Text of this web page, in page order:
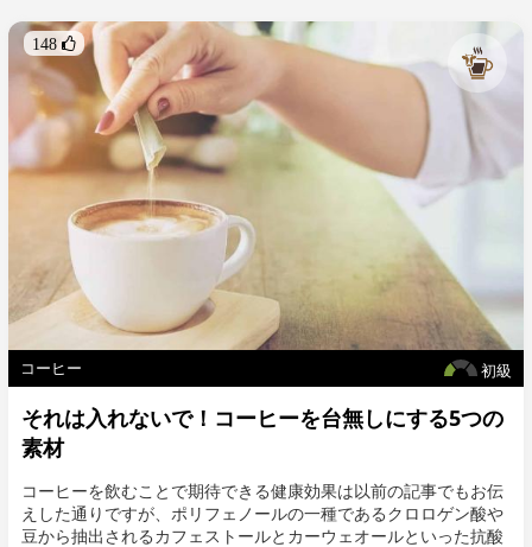
という神経伝達物質をブロックすることで[2]、倦怠感を軽減、覚
醒、集中力アップ等の効果を得ることができます。血流に到達す
るのに早くて20分、完全な効果を発揮するのに1時間と比較的早
く[3]、持続効果は平均して3時間～5時間とも言われています[4]
[5]。コーヒーを飲んで短時間でシャキッとするのも、夕方以降に
カフェインを摂取しない方が良いというのも納得です。
148 
初級
コーヒー
それは入れないで！コーヒーを台無しにする5つの
素材
コーヒーを飲むことで期待できる健康効果は以前の記事でもお伝
えした通りですが、ポリフェノールの一種であるクロロゲン酸や
豆から抽出されるカフェストールとカーウェオールといった抗酸